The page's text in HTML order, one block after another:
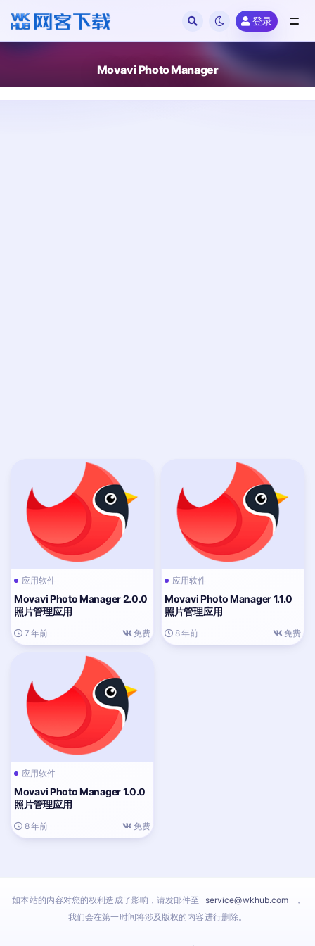
登录
Movavi Photo Manager
应用软件
Movavi Photo Manager 2.0.0
照片管理应用
7 年前 免费
应用软件
Movavi Photo Manager 1.1.0
照片管理应用
8 年前 免费
应用软件
Movavi Photo Manager 1.0.0
照片管理应用
8 年前 免费
如本站的内容对您的权利造成了影响，请发邮件至 service@wkhub.com
，
我们会在第一时间将涉及版权的内容进行删除。
全部